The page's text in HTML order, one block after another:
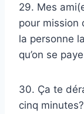
29. Mes
pour mission
la personne
qu’on se
30. Ça te
cinq